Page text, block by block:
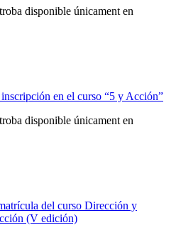
disponible únicament en
en el curso “5 y Acción”
disponible únicament en
del curso Dirección y
(V edición)